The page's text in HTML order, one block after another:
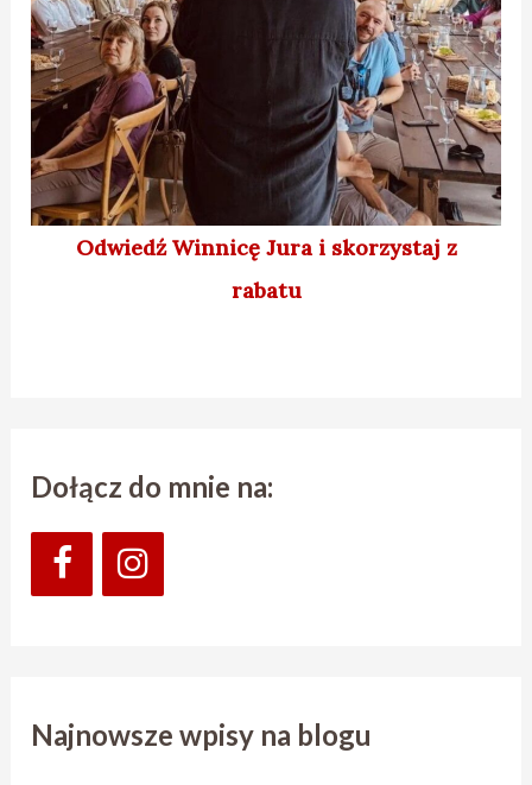
Odwiedź Winnicę Jura i skorzystaj z
rabatu
Dołącz do mnie na:
Najnowsze wpisy na blogu